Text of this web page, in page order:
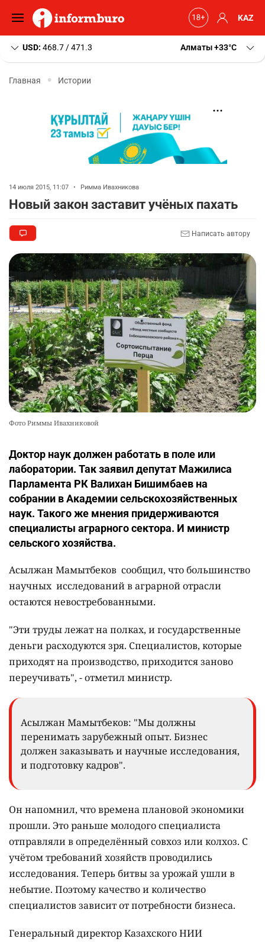
KAZ
USD: 468.7 / 471.3 Алматы+33 C
Главная Истории
14 июля 2015, 11:07 • Римма Ивахникова
Новый закон заставит учёных пахать
Написать автору
Фото Риммы Ивахниковой
Доктор наук должен работать в поле или
лаборатории. Так заявил депутат Мажилиса
Парламента РК Валихан Бишимбаев на
собрании в Академии сельскохозяйственных
наук. Такого же мнения придерживаются
специалисты аграрного сектора. И министр
сельского хозяйства.
Асылжан Мамытбеков сообщил, что большинство
научных исследований в аграрной отрасли
остаются невостребованными.
"Эти труды лежат на полках, и государственные
деньги расходуются зря. Специалистов, которые
приходят на производство, приходится заново
переучивать", - отметил министр.
Асылжан Мамытбеков: "Мы должны
перенимать зарубежный опыт. Бизнес
должен заказывать и научные исследования,
и подготовку кадров".
Он напомнил, что времена плановой экономики
прошли. Это раньше молодого специалиста
отправляли в определённый совхоз или колхоз. С
учётом требований хозяйств проводились
исследования. Теперь битвы за урожай ушли в
небытие. Поэтому качество и количество
специалистов зависит от потребности бизнеса.
Генеральный директор Казахского НИИ